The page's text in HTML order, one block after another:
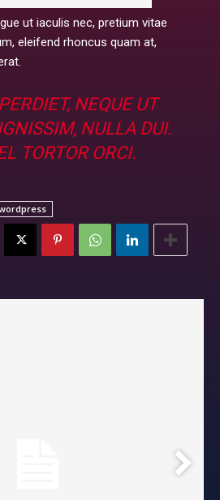
ut iaculis nec, pretium vitae
eleifend rhoncus quam at,
NEQUE UT
NULLA DUI.
TORTOR ORCI.